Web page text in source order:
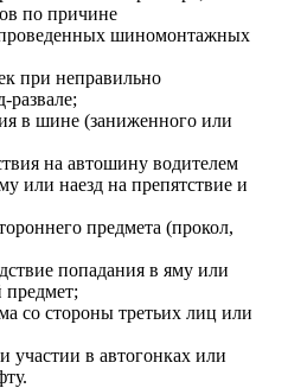
по причине
шиномонтажных
при неправильно
развале;
в шине (заниженного или
на автошину водителем
или наезд на препятствие и
предмета (прокол,
попадания в яму или
предмет;
со стороны третьих лиц или
в автогонках или